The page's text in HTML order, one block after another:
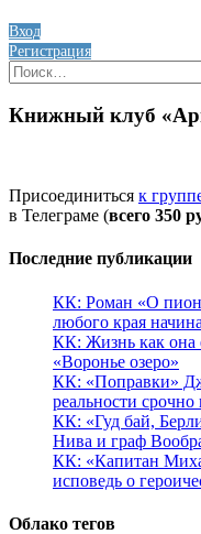
Вход
Регистрация
Найти:
Книжный клуб
Присоединиться к
в Телеграме (всего 350
Последние публикации
КК: Роман «О
любого края
КК: Жизнь как она
«Воронье озеро»
КК: «Поправки»
реальности
КК: «Гуд бай,
Нива и граф
КК: «Капитан
исповедь о
Облако тегов